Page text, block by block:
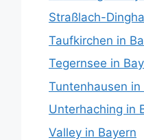
Straßlach-
Taufkirchen in
Tegernsee in
Tuntenhausen in
Unterhaching in
Valley in Bayern